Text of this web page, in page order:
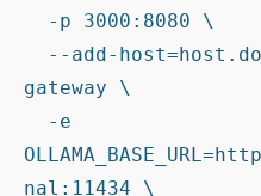
gateway \
nal:11434 \